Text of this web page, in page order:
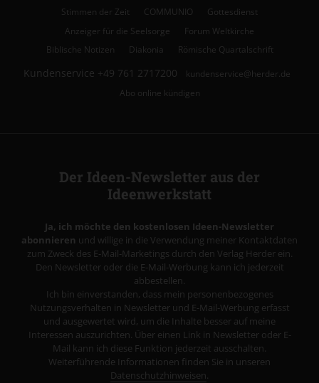
Stimmen der Zeit
COMMUNIO
Gottesdienst
Anzeiger für die Seelsorge
Forum Weltkirche
Biblische Notizen
Diakonia Römische Quartalschrift
Kundenservice +49 761 2717200
kundenservice@herder.de
Abo online kündigen
Der Ideen-Newsletter aus der
Ideenwerkstatt
Ja, ich möchte den kostenlosen Ideen-Newsletter
abonnieren und willige in die Verwendung meiner Kontaktdaten
zum Zweck des E-Mail-Marketings durch den Verlag Herder ein.
Den Newsletter oder die E-Mail-Werbung kann ich jederzeit
abbestellen.
Ich bin einverstanden, dass mein personenbezogenes
Nutzungsverhalten in Newsletter und E-Mail-Werbung erfasst
und ausgewertet wird, um die Inhalte besser auf meine
Interessen auszurichten. Über einen Link in Newsletter oder E-
Mail kann ich diese Funktion jederzeit ausschalten.
Weiterführende Informationen finden Sie in unseren
Datenschutzhinweisen.